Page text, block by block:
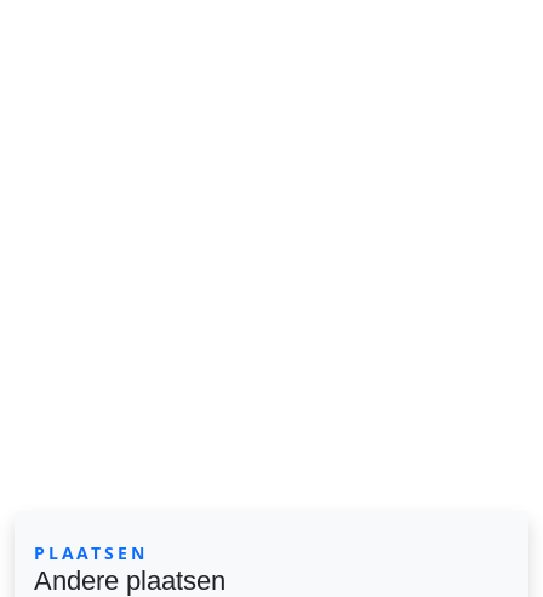
PLAATSEN
Andere plaatsen